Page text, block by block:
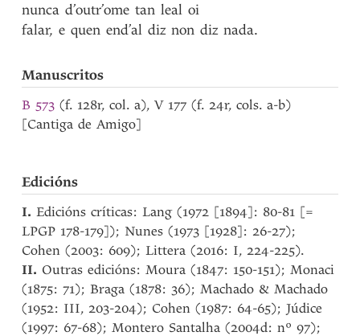
nunca d’outr’ome tan leal oi
falar, e quen end’al diz non diz nada.
Manuscritos
B 573 (f. 128r, col. a), V 177 (f. 24r, cols. a-b)
[Cantiga de Amigo]
Edicións
I. Edicións críticas: Lang (1972 [1894]: 80-81 [=
LPGP 178-179]); Nunes (1973 [1928]: 26-27);
Cohen (2003: 609); Littera (2016: I, 224-225).
II. Outras edicións: Moura (1847: 150-151); Monaci
(1875: 71); Braga (1878: 36); Machado & Machado
(1952: III, 203-204); Cohen (1987: 64-65); Júdice
(1997: 67-68); Montero Santalha (2004d: nº 97);